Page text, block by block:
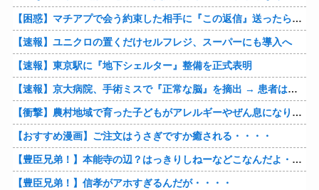
【困惑】マチアプで会う約束した相手に『この返信』送ったらブロックされたんやが…
【速報】ユニクロの置くだけセルフレジ、スーパーにも導入へ
【速報】東京駅に『地下シェルター』整備を正式表明
【速報】京大病院、手術ミスで『正常な脳』を摘出 → 患者は自発呼吸不可能な植物状態に
【衝撃】農村地域で育った子どもがアレルギーやぜん息になりにくい『農場効果』を引き起こす細菌が判明
【おすすめ漫画】ご注文はうさぎですか癒される・・・・
【豊臣兄弟！】本能寺の辺？はっきりしねーなどこなんだよ・・・・
【豊臣兄弟！】信孝がアホすぎるんだが・・・・